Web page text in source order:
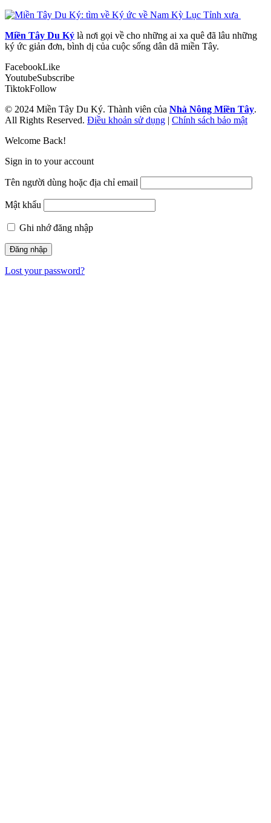
Miền Tây Du Ký là nơi gọi về cho những ai xa quê đã lâu những
ký ức giản đơn, bình dị của cuộc sống dân dã miền Tây.
FacebookLike
YoutubeSubscribe
TiktokFollow
© 2024 Miền Tây Du Ký. Thành viên của Nhà Nông Miền Tây.
All Rights Reserved. Điều khoản sử dụng | Chính sách bảo mật
Welcome Back!
Sign in to your account
Tên người dùng hoặc địa chỉ email
Mật khẩu
Ghi nhớ đăng nhập
Lost your password?